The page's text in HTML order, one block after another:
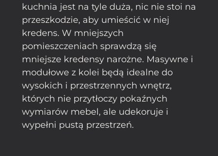
kuchnia jest na tyle duża, nic nie stoi na
przeszkodzie, aby umieścić w niej
kredens. W mniejszych
pomieszczeniach sprawdzą się
mniejsze kredensy narożne. Masywne i
modułowe z kolei będą idealne do
wysokich i przestrzennych wnętrz,
których nie przytłoczy pokaźnych
wymiarów mebel, ale udekoruje i
wypełni pustą przestrzeń.